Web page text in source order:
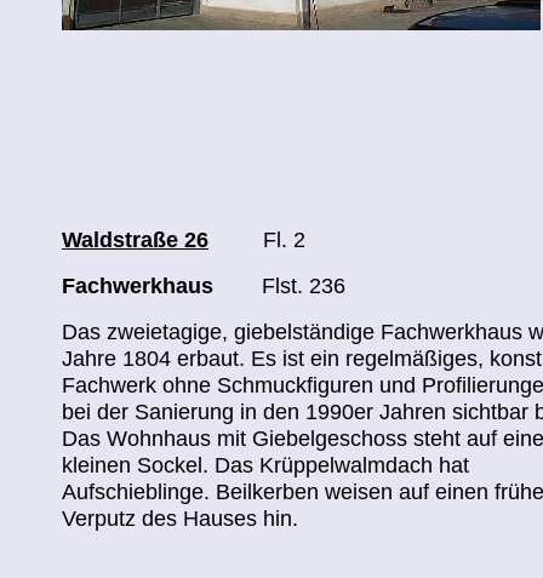
Waldstraße 26
Fl. 2
Fachwerkhaus
Flst. 236
Das zweietagige, giebelständige Fachwerkhaus
Jahre 1804 erbaut. Es ist ein regelmäßiges,
Fachwerk ohne Schmuckfiguren und
bei der Sanierung in den 1990er Jahren sichtbar
Das Wohnhaus mit Giebelgeschoss steht auf
kleinen Sockel. Das Krüppelwalmdach hat
Aufschieblinge. Beilkerben weisen auf einen
Verputz des Hauses hin.